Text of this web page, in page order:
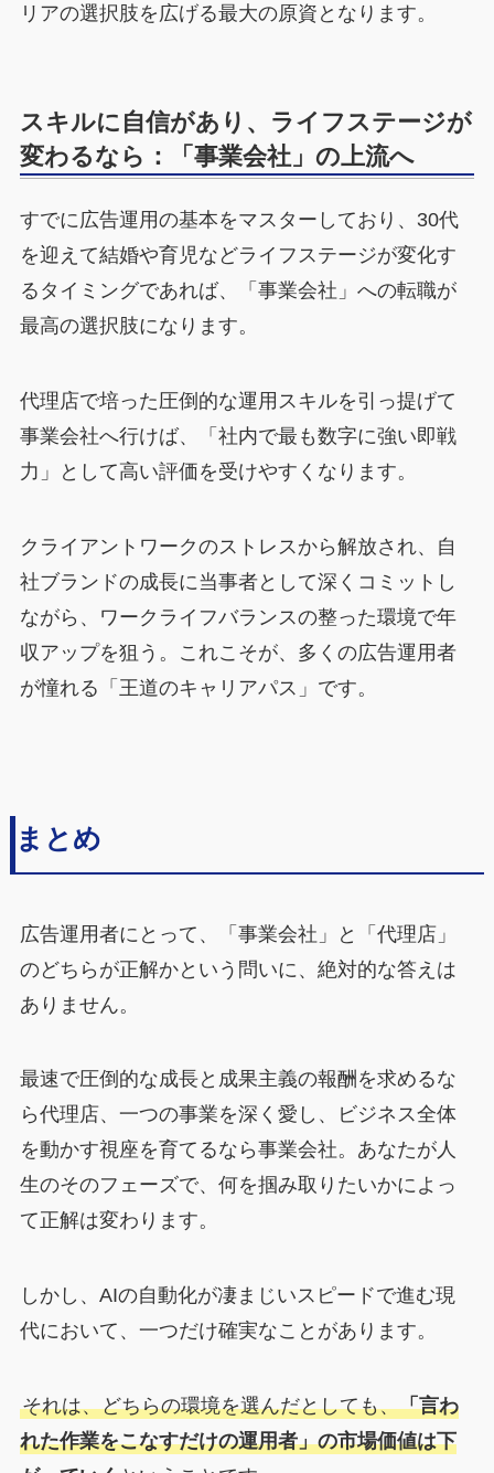
リアの選択肢を広げる最大の原資となります。
スキルに自信があり、ライフステージが
変わるなら：「事業会社」の上流へ
すでに広告運用の基本をマスターしており、30代
を迎えて結婚や育児などライフステージが変化す
るタイミングであれば、「事業会社」への転職が
最高の選択肢になります。
代理店で培った圧倒的な運用スキルを引っ提げて
事業会社へ行けば、「社内で最も数字に強い即戦
力」として高い評価を受けやすくなります。
クライアントワークのストレスから解放され、自
社ブランドの成長に当事者として深くコミットし
ながら、ワークライフバランスの整った環境で年
収アップを狙う。これこそが、多くの広告運用者
が憧れる「王道のキャリアパス」です。
まとめ
広告運用者にとって、「事業会社」と「代理店」
のどちらが正解かという問いに、絶対的な答えは
ありません。
最速で圧倒的な成長と成果主義の報酬を求めるな
ら代理店、一つの事業を深く愛し、ビジネス全体
を動かす視座を育てるなら事業会社。あなたが人
生のそのフェーズで、何を掴み取りたいかによっ
て正解は変わります。
しかし、AIの自動化が凄まじいスピードで進む現
代において、一つだけ確実なことがあります。
それは、どちらの環境を選んだとしても、「言わ
れた作業をこなすだけの運用者」の市場価値は下